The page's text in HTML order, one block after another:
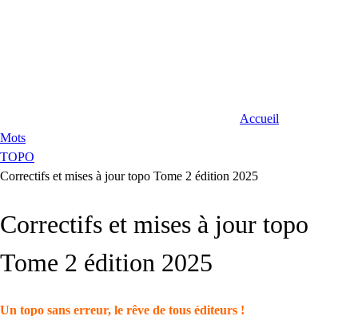
Accueil
Mots
TOPO
Correctifs et mises à jour topo Tome 2 édition 2025
Correctifs et mises à jour topo
Tome 2 édition 2025
Un topo sans erreur, le rêve de tous éditeurs !